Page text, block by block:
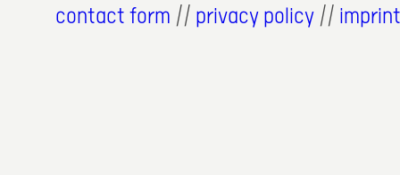
contact form // privacy policy //